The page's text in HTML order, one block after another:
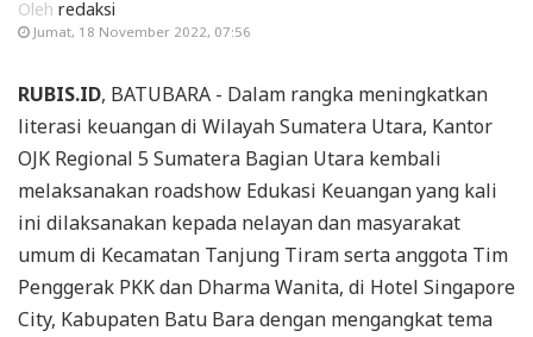
Oleh redaksi
Jumat, 18 November 2022, 07:56
RUBIS.ID, BATUBARA - Dalam rangka meningkatkan
literasi keuangan di Wilayah Sumatera Utara, Kantor
OJK Regional 5 Sumatera Bagian Utara kembali
melaksanakan roadshow Edukasi Keuangan yang kali
ini dilaksanakan kepada nelayan dan masyarakat
umum di Kecamatan Tanjung Tiram serta anggota Tim
Penggerak PKK dan Dharma Wanita, di Hotel Singapore
City, Kabupaten Batu Bara dengan mengangkat tema